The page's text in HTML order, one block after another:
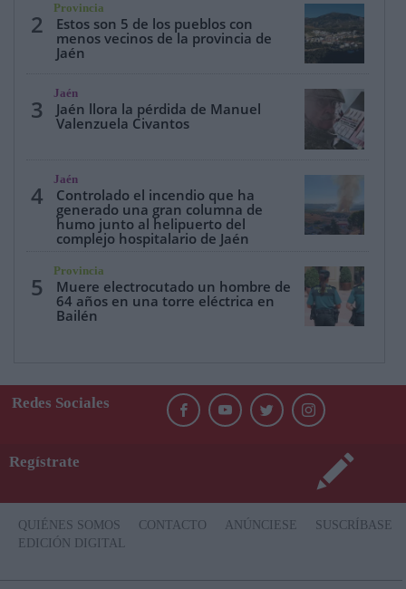
2
Provincia
Estos son 5 de los pueblos con
menos vecinos de la provincia de
Jaén
3
Jaén
Jaén llora la pérdida de Manuel
Valenzuela Civantos
4
Jaén
Controlado el incendio que ha
generado una gran columna de
humo junto al helipuerto del
complejo hospitalario de Jaén
5
Provincia
Muere electrocutado un hombre de
64 años en una torre eléctrica en
Bailén
Redes Sociales
Regístrate
QUIÉNES SOMOS CONTACTO ANÚNCIESE
SUSCRÍBASE
EDICIÓN DIGITAL